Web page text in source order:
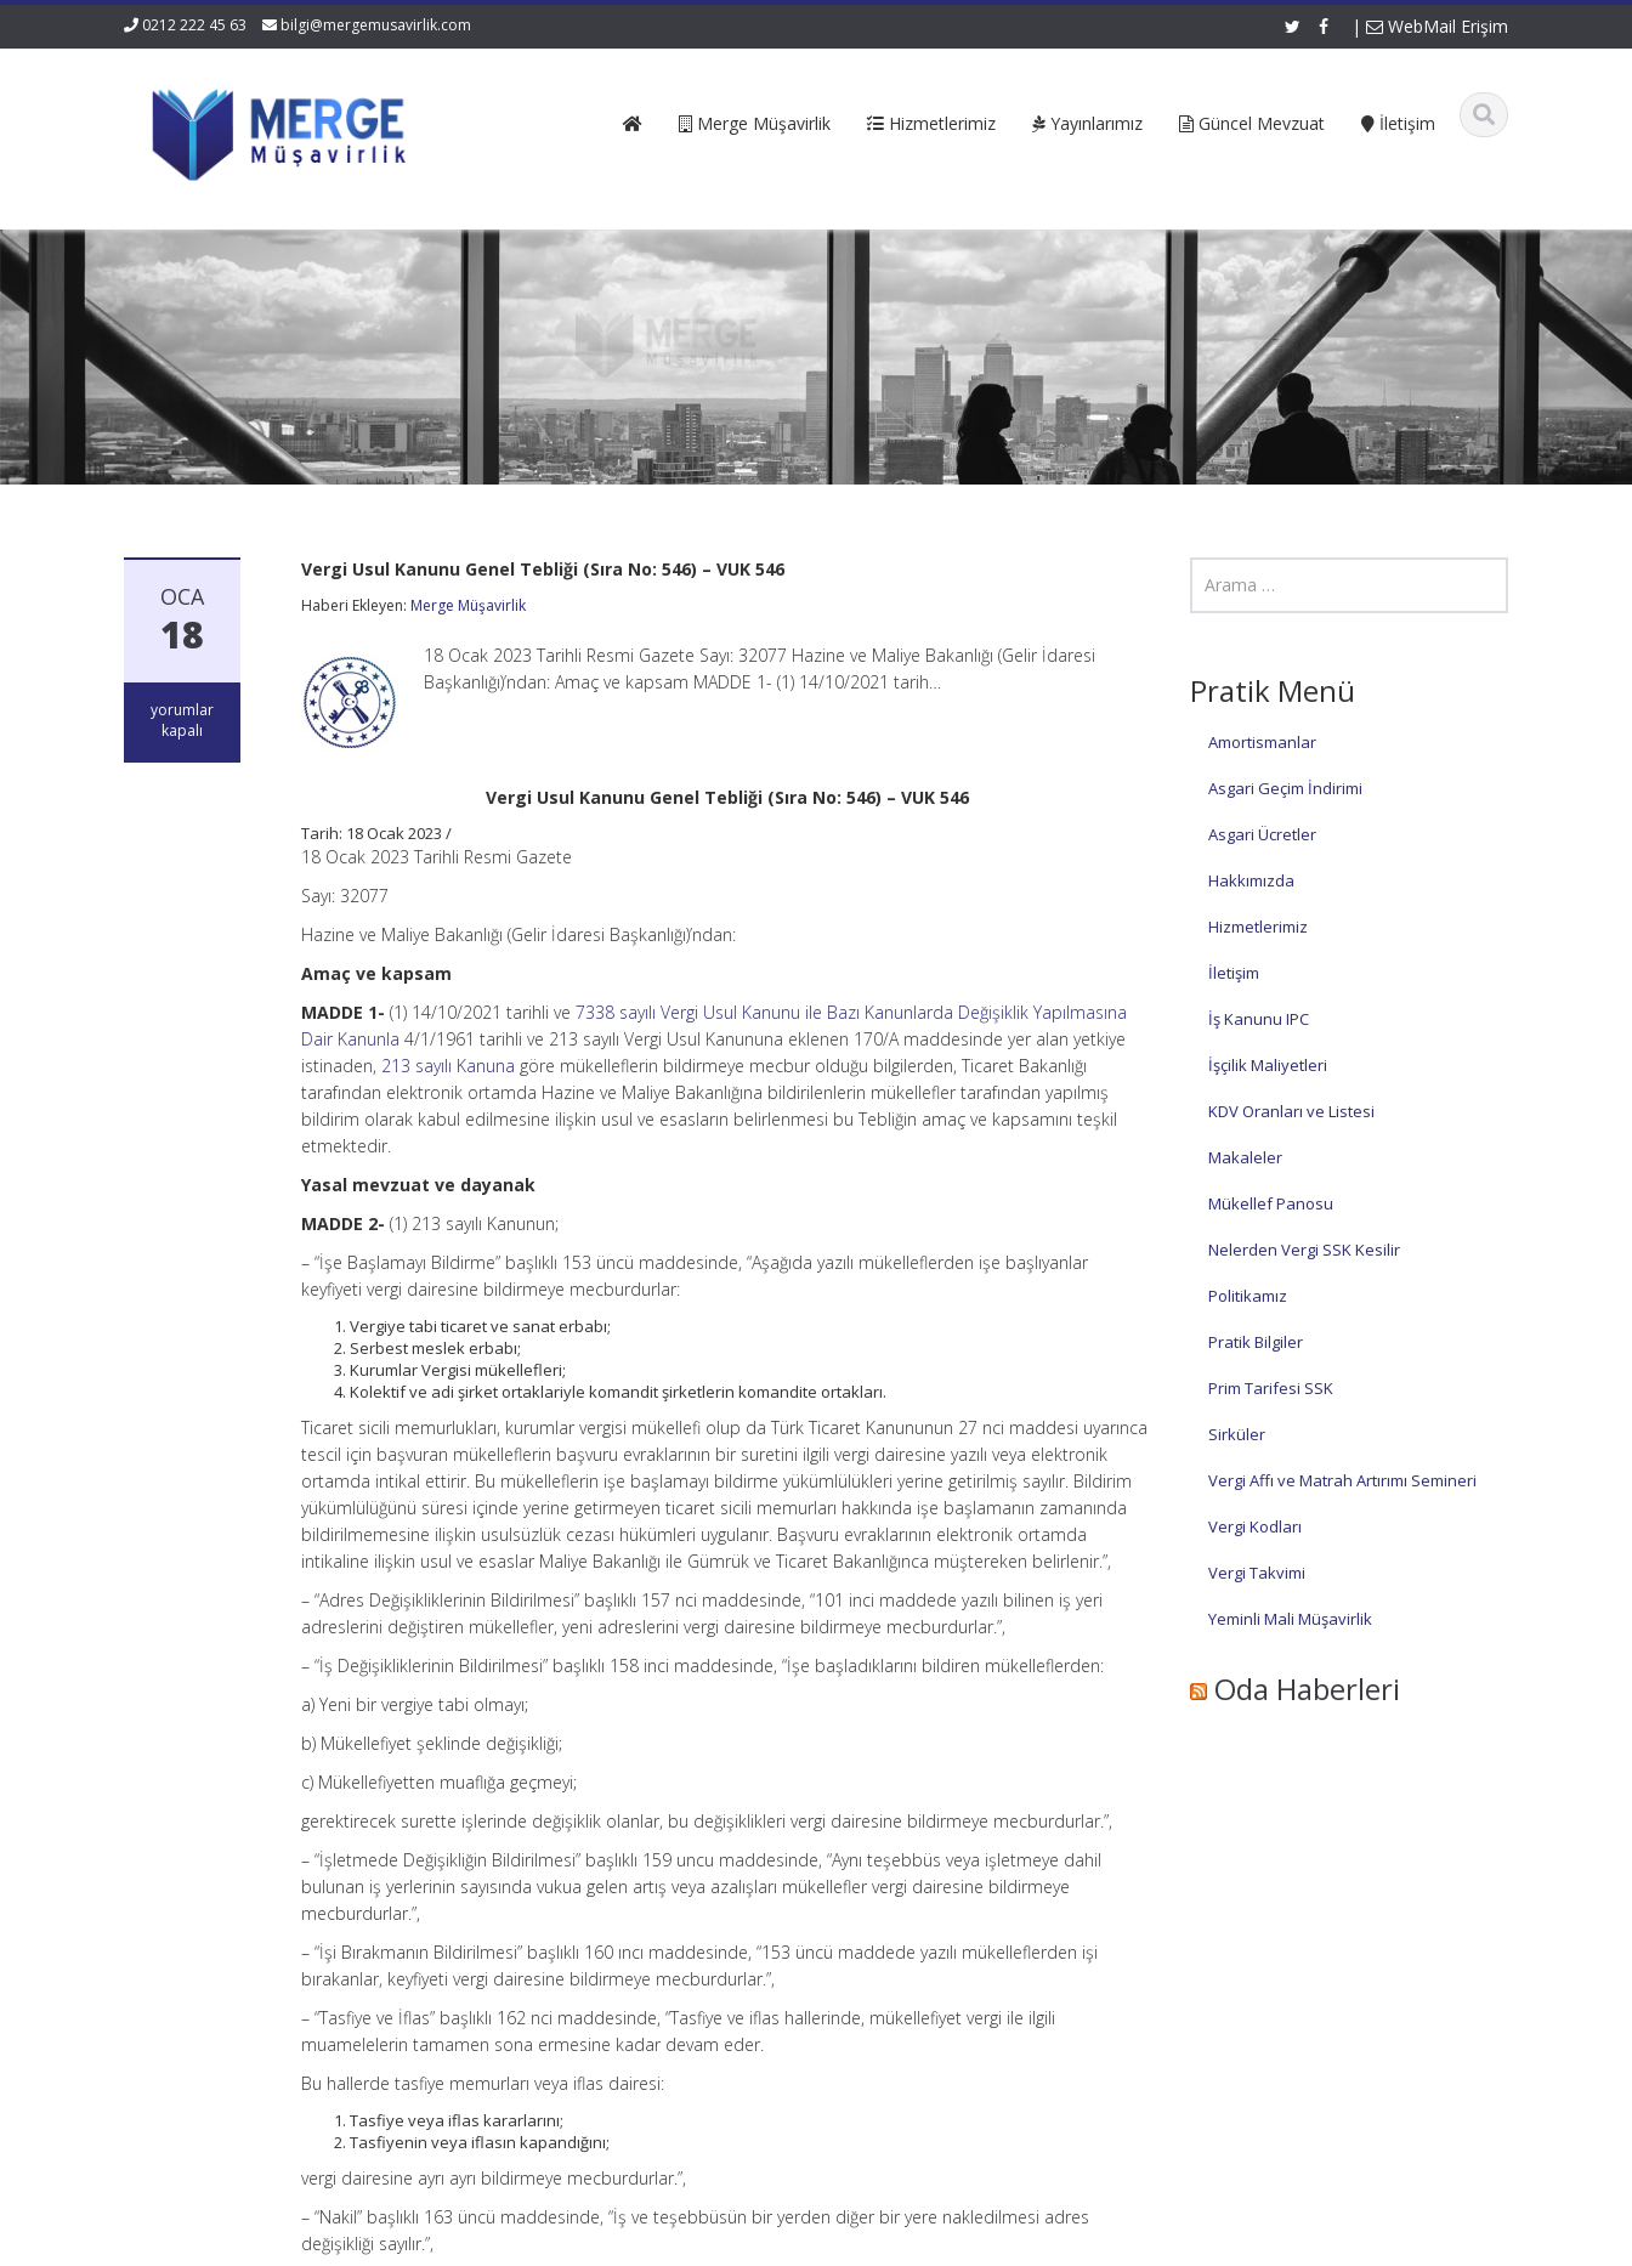
0212 222 45 63 bilgi@mergemusavirlik.com | WebMail Erişim
Merge Müşavirlik Hizmetlerimiz Yayınlarımız Güncel Mevzuat İletişim
OCA
18
Vergi
Usul
yorumlar
kapalı
Vergi Usul Kanunu Genel Tebliği (Sıra No: 546) – VUK 546
Haberi Ekleyen: Merge Müşavirlik
18 Ocak 2023 Tarihli Resmi Gazete Sayı: 32077 Hazine ve Maliye Bakanlığı (Gelir İdaresi
Başkanlığı)’ndan: Amaç ve kapsam MADDE 1- (1) 14/10/2021 tarih…
Vergi Usul Kanunu Genel Tebliği (Sıra No: 546) – VUK 546
Tarih: 18 Ocak 2023 /
18 Ocak 2023 Tarihli Resmi Gazete
Sayı: 32077
Hazine ve Maliye Bakanlığı (Gelir İdaresi Başkanlığı)’ndan:
Amaç ve kapsam
MADDE 1-(1) 14/10/2021 tarihli ve7338 sayılı Vergi Usul Kanunu ile Bazı Kanunlarda Değişiklik Yapılmasına
Dair Kanunla 4/1/1961 tarihli ve 213 sayılı Vergi Usul Kanununa eklenen 170/A maddesinde yer alan yetkiye
istinaden, 213 sayılı Kanuna göre mükelleflerin bildirmeye mecbur olduğu bilgilerden, Ticaret Bakanlığı
tarafından elektronik ortamda Hazine ve Maliye Bakanlığına bildirilenlerin mükellefler tarafından yapılmış
bildirim olarak kabul edilmesine ilişkin usul ve esasların belirlenmesi bu Tebliğin amaç ve kapsamını teşkil
etmektedir.
Yasal mevzuat ve dayanak
MADDE 2-(1) 213 sayılı Kanunun;
– “İşe Başlamayı Bildirme” başlıklı 153 üncü maddesinde, “Aşağıda yazılı mükelleflerden işe başlıyanlar
keyfiyeti vergi dairesine bildirmeye mecburdurlar:
Vergiye tabi ticaret ve sanat erbabı;
Serbest meslek erbabı;
Kurumlar Vergisi mükellefleri;
Kolektif ve adi şirket ortaklariyle komandit şirketlerin komandite ortakları.
Ticaret sicili memurlukları, kurumlar vergisi mükellefi olup da Türk Ticaret Kanununun 27 nci maddesi uyarınca
tescil için başvuran mükelleflerin başvuru evraklarının bir suretini ilgili vergi dairesine yazılı veya elektronik
ortamda intikal ettirir. Bu mükelleflerin işe başlamayı bildirme yükümlülükleri yerine getirilmiş sayılır. Bildirim
yükümlülüğünü süresi içinde yerine getirmeyen ticaret sicili memurları hakkında işe başlamanın zamanında
bildirilmemesine ilişkin usulsüzlük cezası hükümleri uygulanır. Başvuru evraklarının elektronik ortamda
intikaline ilişkin usul ve esaslar Maliye Bakanlığı ile Gümrük ve Ticaret Bakanlığınca müştereken belirlenir.”,
– “Adres Değişikliklerinin Bildirilmesi” başlıklı 157 nci maddesinde, “101 inci maddede yazılı bilinen iş yeri
adreslerini değiştiren mükellefler, yeni adreslerini vergi dairesine bildirmeye mecburdurlar.”,
– “İş Değişikliklerinin Bildirilmesi” başlıklı 158 inci maddesinde, “İşe başladıklarını bildiren mükelleflerden:
a) Yeni bir vergiye tabi olmayı;
b) Mükellefiyet şeklinde değişikliği;
c) Mükellefiyetten muaflığa geçmeyi;
gerektirecek surette işlerinde değişiklik olanlar, bu değişiklikleri vergi dairesine bildirmeye mecburdurlar.”,
– “İşletmede Değişikliğin Bildirilmesi” başlıklı 159 uncu maddesinde, “Aynı teşebbüs veya işletmeye dahil
bulunan iş yerlerinin sayısında vukua gelen artış veya azalışları mükellefler vergi dairesine bildirmeye
mecburdurlar.”,
– “İşi Bırakmanın Bildirilmesi” başlıklı 160 ıncı maddesinde, “153 üncü maddede yazılı mükelleflerden işi
bırakanlar, keyfiyeti vergi dairesine bildirmeye mecburdurlar.”,
– “Tasfiye ve İflas” başlıklı 162 nci maddesinde, “Tasfiye ve iflas hallerinde, mükellefiyet vergi ile ilgili
muamelelerin tamamen sona ermesine kadar devam eder.
Bu hallerde tasfiye memurları veya iflas dairesi:
Tasfiye veya iflas kararlarını;
Tasfiyenin veya iflasın kapandığını;
vergi dairesine ayrı ayrı bildirmeye mecburdurlar.”,
– “Nakil” başlıklı 163 üncü maddesinde, “İş ve teşebbüsün bir yerden diğer bir yere nakledilmesi adres
değişikliği sayılır.”,
Pratik Menü
Amortismanlar
Asgari Geçim İndirimi
Asgari Ücretler
Hakkımızda
Hizmetlerimiz
İletişim
İş Kanunu IPC
İşçilik Maliyetleri
KDV Oranları ve Listesi
Makaleler
Mükellef Panosu
Nelerden Vergi SSK Kesilir
Politikamız
Pratik Bilgiler
Prim Tarifesi SSK
Sirküler
Vergi Affı ve Matrah Artırımı Semineri
Vergi Kodları
Vergi Takvimi
Yeminli Mali Müşavirlik
Oda Haberleri